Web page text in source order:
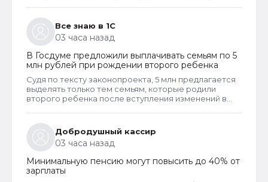
скорее всего речь в споре шла не о зарплате или
не только о зарплате председателя, но и об оплате
его услуг, которые он может оказывать наряду со
своей основной деятельностью. Такие услуги и
работы должны оплачивать все собственники
гаражей.
Все знаю в 1С
03 часа назад
В Госдуме предложили выплачивать семьям по 5
млн рублей при рождении второго ребенка
Судя по тексту законопроекта, 5 млн предлагается
выделять только тем семьям, которые родили
второго ребенка после вступления изменений в
принятия проекта, уже был второй ребенок, а
также многодетным семьям, документ не
предлагает никаких мер поддержки. Очевидно,
цель проекта - стимулирование именно на
рождение второго ребенка.
Добродушный кассир
03 часа назад
Минимальную пенсию могут повысить до 40% от
зарплаты